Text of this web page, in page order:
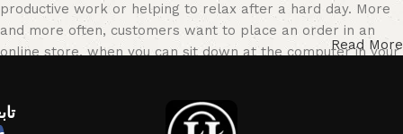
productive work or helping to relax after a hard day. More
and more often, customers want to place an order in an
online store, when you can sit down at the computer in your
of furniture: both home and office furniture are available.
Read More